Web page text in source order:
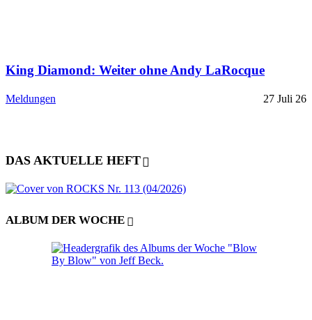
King Diamond: Weiter ohne Andy LaRocque
Meldungen 27 Juli 26
DAS AKTUELLE HEFT
ALBUM DER WOCHE